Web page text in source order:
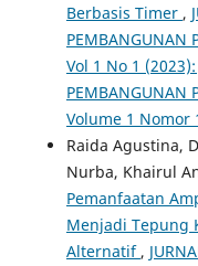
Berbasis Timer ,
PEMBANGUNAN
Vol 1 No 1 (2023):
PEMBANGUNAN
Volume 1 Nomor
Raida Agustina,
Nurba, Khairul
Pemanfaatan
Menjadi Tepung
Alternatif ,